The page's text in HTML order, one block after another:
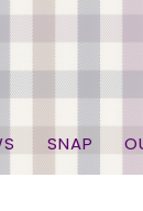
SNAP